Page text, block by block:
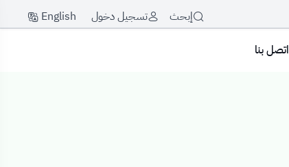
إبحث تسجيل دخول English
اتصل بنا